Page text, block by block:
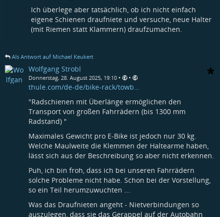
Ich überlege aber tatsächlich, ob ich nicht einfach
eigene Schienen draufniete und versuche, neue Halter
(mit Riemen statt Klammern) draufzumachen.
Als Antwort auf Michael Keukert
Wolfgang Strobl
Donnerstag, 28. August 2025, 19:10 • •
thule.com/de-de/bike-rack/towb…
"Radschienen mit Überlänge ermöglichen den
Transport von großen Fahrrädern (bis 1300 mm
Radstand) "
Maximales Gewicht pro E-Bike ist jedoch nur 30 kg.
Welche Maulweite die Klemmen der Haltearme haben,
lässt sich aus der Beschreibung so aber nicht erkennen.
Puh, ich bin froh, dass ich bei unseren Fahrrädern
solche Probleme nicht habe. Schon bei der Vorstellung,
so ein Teil herumzuwuchten ...
Was das Draufnieten angeht - Nietverbindungen so
auszulegen, dass sie das Gerappel auf der Autobahn